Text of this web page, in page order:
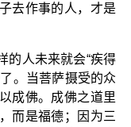
去作事的人，才是
的人未来就会“疾得
。当菩萨摄受的众
成佛。成佛之道里
而是福德；因为三